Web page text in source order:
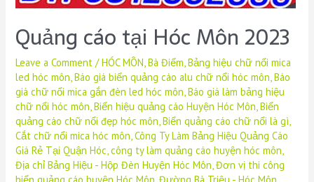
Quảng cáo tại Hóc Môn 2023
Leave a Comment /HÓC MÔN ,Bà Điểm ,Bảng hiệu chữ nổi mica
led hóc môn ,Báo giá biển quảng cáo alu chữ nổi hóc môn ,Báo
giá chữ nổi mica gắn đèn led hóc môn ,Báo giá làm bảng hiệu
chữ nổi hóc môn ,Biển hiệu quảng cáo Huyện Hóc Môn ,Biển
quảng cáo chữ nổi đẹp hóc môn ,Biển quảng cáo chữ nổi là gì
Cắt chữ nổi mica hóc môn ,Công Ty Làm Bảng Hiệu Quảng Cáo
Giá Rẻ Tại Quận Hóc ,công ty làm quảng cáo huyện hóc môn
Địa chỉ Bảng Hiệu - Hộp Đèn Huyện Hóc Môn ,Đơn vị thi công